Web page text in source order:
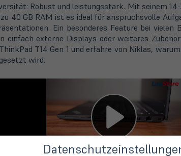
Robust und leistungsstark. Mit seinem
40 GB RAM ist es ideal für anspruchsvolle
Ein besonderes Feature bei
einfach externe Displays oder weiteres
T14 Gen 1 und erfahre von Niklas,
wird.